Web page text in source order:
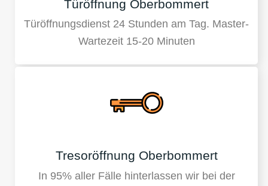
Türöffnung Oberbommert
Türöffnungsdienst 24 Stunden am Tag. Master-
Wartezeit 15-20 Minuten
Tresoröffnung Oberbommert
In 95% aller Fälle hinterlassen wir bei der